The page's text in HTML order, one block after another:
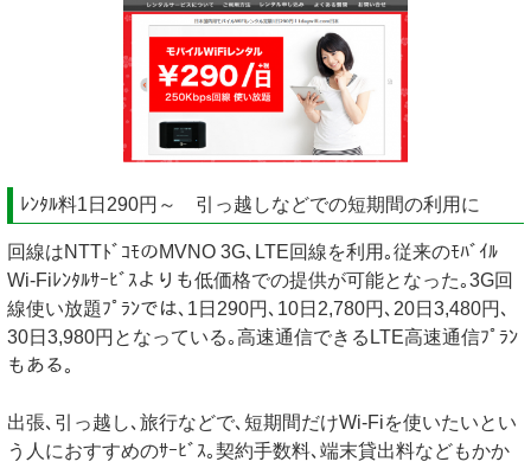
ﾚﾝﾀﾙ料1日290円～ 引っ越しなどでの短期間の利用に
回線はNTTﾄﾞｺﾓのMVNO 3G､LTE回線を利用｡従来のﾓﾊﾞｲﾙ
Wi-Fiﾚﾝﾀﾙｻｰﾋﾞｽよりも低価格での提供が可能となった｡3G回
線使い放題ﾌﾟﾗﾝでは､1日290円､10日2,780円､20日3,480円､
30日3,980円となっている｡高速通信できるLTE高速通信ﾌﾟﾗﾝ
もある｡
出張､引っ越し､旅行などで､短期間だけWi-Fiを使いたいとい
う人におすすめのｻｰﾋﾞｽ｡契約手数料､端末貸出料などもかか